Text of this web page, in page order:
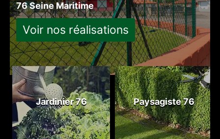
76 Seine Maritime
Voir nos réalisations
Jardinier 76 Paysagiste 76